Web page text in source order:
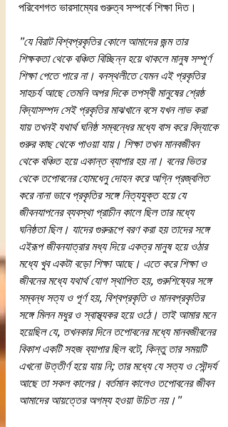
পরিবেশগত ভারসাম্যের গুরুত্ব সম্পর্কে শিক্ষা দিত।
"যে বিরাট বিশ্বপ্রকৃতির কোলে আমাদের জন্ম তার
শিক্ষকতা থেকে বঞ্চিত বিচ্ছিন্ন হয়ে থাকলে মানুষ সম্পূর্ণ
শিক্ষা পেতে পারে না। বনস্থলীতে যেমন এই প্রকৃতির
সাহচর্য আছে তেমনি অপর দিকে তপস্বী মানুষের শ্রেষ্ঠ
বিদ্যাসম্পদ সেই প্রকৃতির মাঝখানে বসে যখন লাভ করা
যায় তখনই যথার্থ ঘনিষ্ঠ সম্বন্ধের মধ্যে বাস করে বিদ্যাকে
গুরুর কাছ থেকে পাওয়া যায়। শিক্ষা তখন মানবজীবন
থেকে বঞ্চিত হয়ে একান্ত ব্যাপার হয় না। বনের ভিতর
থেকে তপোবনের হোমধেনু দোহন করে অগ্নি প্রজ্বলিত
করে নানা ভাবে প্রকৃতির সঙ্গে নিত্যযুক্ত হয়ে যে
জীবনযাপনের ব্যবস্থা প্রাচীন কালে ছিল তার মধ্যে
ঘনিষ্ঠতা ছিল। যাদের গুরুরূপে বরণ করা হয় তাদের সঙ্গে
এইরূপ জীবনযাত্রার মধ্য দিয়ে একত্র মানুষ হয়ে ওঠার
মধ্যে খুব একটা বড়ো শিক্ষা আছে। এতে করে শিক্ষা ও
জীবনের মধ্যে যথার্থ যোগ স্থাপিত হয়, গুরুশিষ্যের সঙ্গে
সম্বন্ধ সত্য ও পূর্ণ হয়, বিশ্বপ্রকৃতি ও মানবপ্রকৃতির
সঙ্গে মিলন মধুর ও স্বাস্থ্যকর হয়ে ওঠে। তাই আমার মনে
হয়েছিল যে, তখনকার দিনে তপোবনের মধ্যে মানবজীবনের
বিকাশ একটি সহজ ব্যাপার ছিল বটে, কিন্তু তার সময়টি
এখনো উত্তীর্ণ হয়ে যায় নি; তার মধ্যে যে সত্য ও সৌন্দর্য
আছে তা সকল কালের। বর্তমান কালেও তপোবনের জীবন
আমাদের আয়ত্তের অগম্য হওয়া উচিত নয়।"